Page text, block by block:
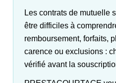
Les contrats de mutuelle
être difficiles à
remboursement, forfaits,
carence ou exclusions :
vérifié avant la